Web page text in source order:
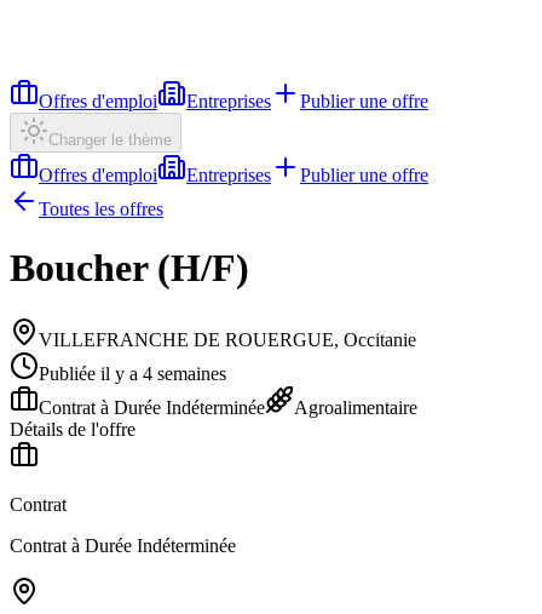
Offres d'emploi Entreprises Publier une offre
Changer le thème
Offres d'emploi Entreprises
Publier une offre
Toutes les offres
Boucher (H/F)
VILLEFRANCHE DE ROUERGUE, Occitanie
Publiée il y a 4 semaines
Contrat à Durée Indéterminée
Agroalimentaire
Détails de l'offre
Contrat
Contrat à Durée Indéterminée